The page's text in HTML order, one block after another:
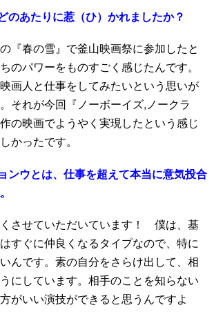
のあたりに惹（ひ）かれましたか？
『春の雪』で釜山映画祭に参加したと
のパワーをものすごく感じたんです。
画人と仕事をしてみたいという思いが
それが今回『ノーボーイズ,ノークラ
の映画でようやく実現したという感じ
かったです。
ンウとは、仕事を超えて本当に意気投合
させていただいています！ 僕は、基
すぐに仲良くなるタイプなので、特に
んです。素の自分をさらけ出して、相
にしています。相手のことを知らない
がいい演技ができると思うんですよ